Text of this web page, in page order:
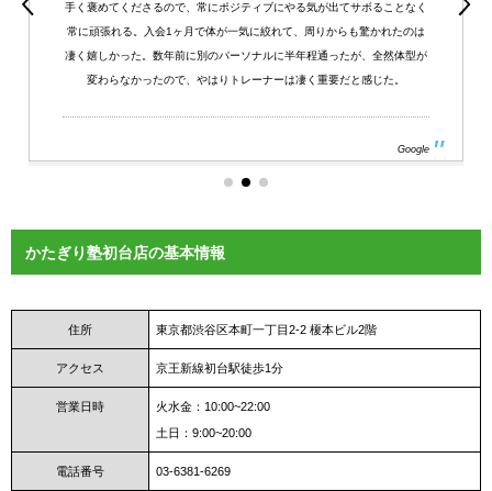
手く褒めてくださるので、常にポジティブにやる気が出てサボることなく
常に頑張れる。入会1ヶ月で体が一気に絞れて、周りからも驚かれたのは
凄く嬉しかった。数年前に別のパーソナルに半年程通ったが、全然体型が
変わらなかったので、やはりトレーナーは凄く重要だと感じた。
Google
かたぎり塾初台店の基本情報
住所 東京都渋谷区本町一丁目2-2 榎本ビル2階
アクセス 京王新線初台駅徒歩1分
営業日時
火水金：10:00~22:00
土日：9:00~20:00
電話番号 03‐6381‐6269